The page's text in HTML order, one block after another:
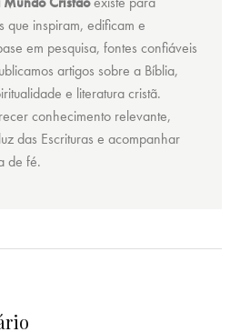
que inspiram, edificam e
em pesquisa, fontes confiáveis
artigos sobre a Bíblia,
e literatura cristã.
conhecimento relevante,
das Escrituras e acompanhar
de fé.